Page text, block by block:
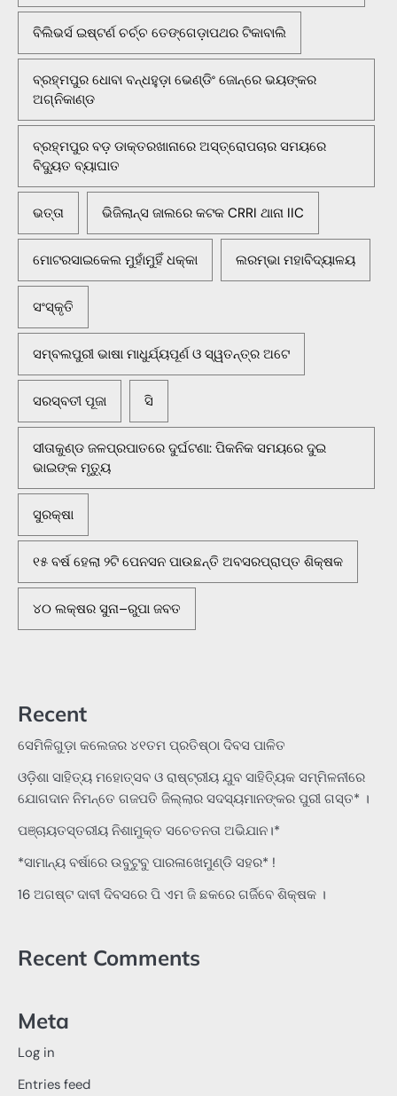
ବିଲିଭର୍ସ ଇଷ୍ଟର୍ଣ ଚର୍ଚ୍ଚ ତେଙ୍ଗେଡ଼ାପଥର ଟିକାବାଲି
ବ୍ରହ୍ମପୁର ଧୋବା ବନ୍ଧହୁଡ଼ା ଭେଣ୍ଡିଂ ଜୋନ୍‌ରେ ଭୟଙ୍କର
ଅଗ୍ନିକାଣ୍ଡ
ବ୍ରହ୍ମପୁର ବଡ଼ ଡାକ୍ତରଖାନାରେ ଅସ୍ତ୍ରୋପଚାର ସମୟରେ
ବିଦ୍ୟୁତ ବ୍ୟାଘାତ
ଭତ୍ତା ଭିଜିଲାନ୍ସ ଜାଲରେ କଟକ CRRI ଥାନା IIC
ମୋଟରସାଇକେଲ ମୁହାଁମୁହିଁ ଧକ୍କା ଲରମ୍ଭା ମହାବିଦ୍ୟାଳୟ
ସଂସ୍କୃତି
ସମ୍ବଲପୁରୀ ଭାଷା ମାଧୁର୍ଯ୍ୟପୂର୍ଣ ଓ ସ୍ୱତନ୍ତ୍ର ଅଟେ
ସରସ୍ବତୀ ପୂଜା ସି
ସୀତାକୁଣ୍ଡ ଜଳପ୍ରପାତରେ ଦୁର୍ଘଟଣା: ପିକନିକ ସମୟରେ ଦୁଇ
ଭାଇଙ୍କ ମୃତ୍ୟୁ
ସୁରକ୍ଷା
୧୫ ବର୍ଷ ହେଲା ୨ଟି ପେନସନ ପାଉଛନ୍ତି ଅବସରପ୍ରାପ୍ତ ଶିକ୍ଷକ
୪୦ ଲକ୍ଷର ସୁନା–ରୁପା ଜବତ
Recent
ସେମିଳିଗୁଡ଼ା କଲେଜର ୪୧ତମ ପ୍ରତିଷ୍ଠା ଦିବସ ପାଳିତ
ଓଡ଼ିଶା ସାହିତ୍ୟ ମହୋତ୍ସବ ଓ ରାଷ୍ଟ୍ରୀୟ ଯୁବ ସାହିତ୍ୟିକ ସମ୍ମିଳନୀରେ
ଯୋଗଦାନ ନିମନ୍ତେ ଗଜପତି ଜିଲ୍ଲାର ସଦସ୍ୟମାନଙ୍କର ପୁରୀ ଗସ୍ତ* ।
ପଞ୍ଚାୟତସ୍ତରୀୟ ନିଶାମୁକ୍ତ ସଚେତନତା ଅଭିଯାନ।*
*ସାମାନ୍ୟ ବର୍ଷାରେ ଉବୁଟୁବୁ ପାରଳାଖେମୁଣ୍ଡି ସହର* !
16 ଅଗଷ୍ଟ ଦାବୀ ଦିବସରେ ପି ଏମ ଜି ଛକରେ ଗର୍ଜିବେ ଶିକ୍ଷକ ।
Recent Comments
Meta
Log in
Entries feed